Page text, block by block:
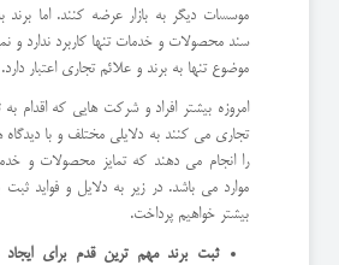
موسسات دیگر به بازار عرضه کنند. اما برند
سند محصولات و خدمات تنها کاربرد ندارد و
موضوع تنها به برند و علائم تجاری اعتبار دارد.
امروزه بیشتر افراد و شرکت هایی که اقدام به
تجاری می کنند به دلایلی مختلف و با دیدگاه
را انجام می دهند که تمایز محصولات و
موارد می باشد. در زیر به دلایل و فواید
بیشتر خواهیم پرداخت.
ثبت برند مهم ترین قدم برای